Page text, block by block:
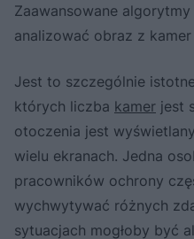
Zaawansowane
analizować obraz z
Jest to szczególnie
których liczba kamer jest
otoczenia jest
wielu ekranach. Jedna
pracowników ochrony
wychwytywać różnych
sytuacjach mogłoby być